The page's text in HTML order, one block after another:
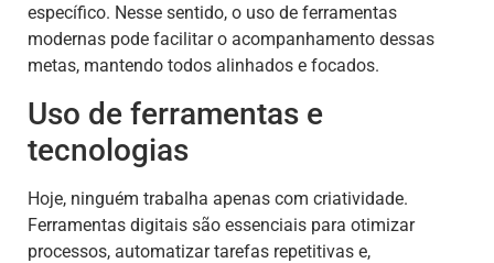
específico. Nesse sentido, o uso de ferramentas
modernas pode facilitar o acompanhamento dessas
metas, mantendo todos alinhados e focados.
Uso de ferramentas e
tecnologias
Hoje, ninguém trabalha apenas com criatividade.
Ferramentas digitais são essenciais para otimizar
processos, automatizar tarefas repetitivas e,